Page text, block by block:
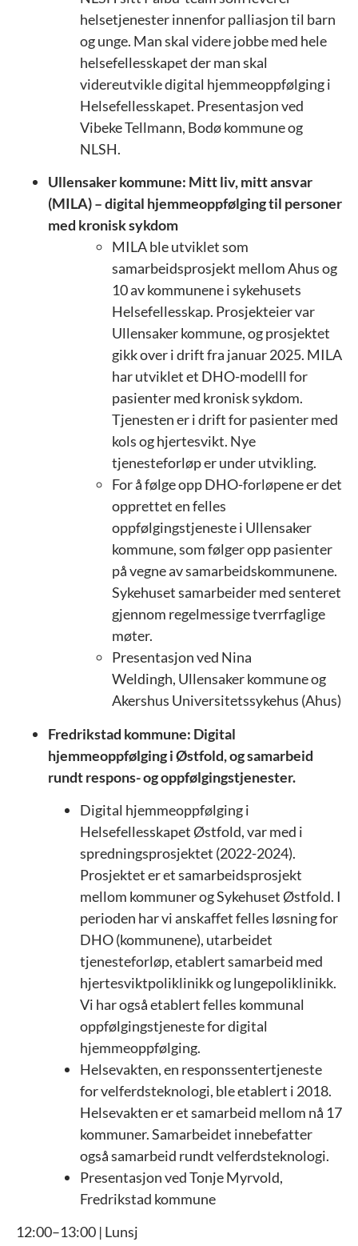
helsetjenester innenfor palliasjon til barn
og unge. Man skal videre jobbe med hele
helsefellesskapet der man skal
videreutvikle digital hjemmeoppfølging i
Helsefellesskapet. Presentasjon ved
Vibeke Tellmann, Bodø kommune og
NLSH.
Ullensaker kommune: Mitt liv, mitt ansvar
(MILA) – digital hjemmeoppfølging til personer
med kronisk sykdom
MILA ble utviklet som
samarbeidsprosjekt mellom Ahus og
10 av kommunene i sykehusets
Helsefellesskap. Prosjekteier var
Ullensaker kommune, og prosjektet
gikk over i drift fra januar 2025. MILA
har utviklet et DHO-modelll for
pasienter med kronisk sykdom.
Tjenesten er i drift for pasienter med
kols og hjertesvikt. Nye
tjenesteforløp er under utvikling.
For å følge opp DHO-forløpene er det
opprettet en felles
oppfølgingstjeneste i Ullensaker
kommune, som følger opp pasienter
på vegne av samarbeidskommunene.
Sykehuset samarbeider med senteret
gjennom regelmessige tverrfaglige
møter.
Presentasjon ved Nina
Weldingh, Ullensaker kommune og
Akershus Universitetssykehus (Ahus)
Fredrikstad kommune: Digital
hjemmeoppfølging i Østfold, og samarbeid
rundt respons- og oppfølgingstjenester.
Digital hjemmeoppfølging i
Helsefellesskapet Østfold, var med i
spredningsprosjektet (2022-2024).
Prosjektet er et samarbeidsprosjekt
mellom kommuner og Sykehuset Østfold. I
perioden har vi anskaffet felles løsning for
DHO (kommunene), utarbeidet
tjenesteforløp, etablert samarbeid med
hjertesviktpoliklinikk og lungepoliklinikk.
Vi har også etablert felles kommunal
oppfølgingstjeneste for digital
hjemmeoppfølging.
Helsevakten, en responssentertjeneste
for velferdsteknologi, ble etablert i 2018.
Helsevakten er et samarbeid mellom nå 17
kommuner. Samarbeidet innebefatter
også samarbeid rundt velferdsteknologi.
Presentasjon ved Tonje Myrvold,
Fredrikstad kommune
12:00–13:00 | Lunsj